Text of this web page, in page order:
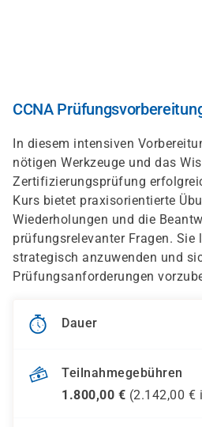
CCNA
In diesem intensiven
nötigen Werkzeuge und das
Zertifizierungsprüfung
Kurs bietet praxisorientierte
Wiederholungen und die
prüfungsrelevanter Fragen. Sie
strategisch anzuwenden und
Prüfungsanforderungen
Dauer
Teilnahmegebühren
1.800,00 € (2.142,00 €